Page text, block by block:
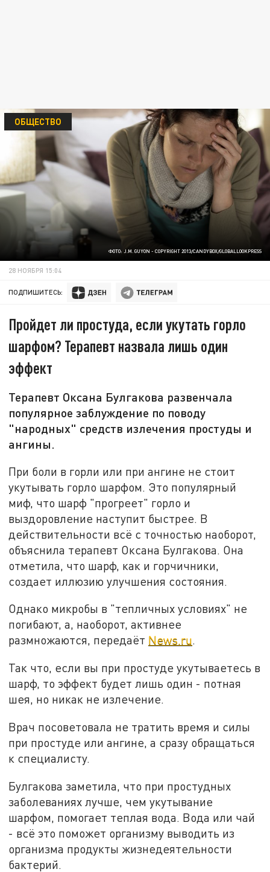
ФОТО: J.M. GUYON - COPYRIGHT 2013/CANDYBOX/GLOBALLOOKPRESS
ОБЩЕСТВО
28 НОЯБРЯ 15:04
ПОДПИШИТЕСЬ:
Пройдет ли простуда, если укутать горло
шарфом? Терапевт назвала лишь один
эффект
Терапевт Оксана Булгакова развенчала
популярное заблуждение по поводу
"народных" средств излечения простуды и
ангины.
При боли в горли или при ангине не стоит
укутывать горло шарфом. Это популярный
миф, что шарф "прогреет" горло и
выздоровление наступит быстрее. В
действительности всё с точностью наоборот,
объяснила терапевт Оксана Булгакова. Она
отметила, что шарф, как и горчичники,
создает иллюзию улучшения состояния.
Однако микробы в "тепличных условиях" не
погибают, а, наоборот, активнее
размножаются, передаёт News.ru.
Так что, если вы при простуде укутываетесь в
шарф, то эффект будет лишь один - потная
шея, но никак не излечение.
Врач посоветовала не тратить время и силы
при простуде или ангине, а сразу обращаться
к специалисту.
Булгакова заметила, что при простудных
заболеваниях лучше, чем укутывание
шарфом, помогает теплая вода. Вода или чай
- всё это поможет организму выводить из
организма продукты жизнедеятельности
бактерий.